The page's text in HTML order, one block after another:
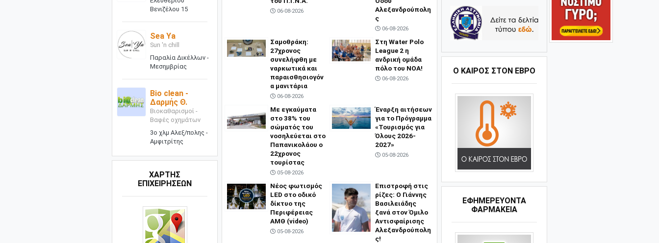
Βενιζέλου 15
Sea Ya
Sun 'n chill
Παραλία Δικέλλων -
Μεσημβρίας
Bio clean -
Δαρμής Θ.
Βιοκαθαρισμοί -
Βαφές οχημάτων
3ο χλμ Αλεξ/πολης -
Αμφιτρίτης
ΧΑΡΤΗΣ
ΕΠΙΧΕΙΡΗΣΕΩΝ
06-08-2026
Αλεξανδρούπολη
ς
06-08-2026
Σαμοθράκη:
27χρονος
συνελήφθη με
ναρκωτικά και
παραισθησιογόν
α μανιτάρια
06-08-2026
Στη Water Polo
League 2 η
ανδρική ομάδα
πόλο του ΝΟΑ!
06-08-2026
Με εγκαύματα
στο 38% του
σώματός του
νοσηλεύεται στο
Παπανικολάου ο
22χρονος
τουρίστας
05-08-2026
Έναρξη αιτήσεων
για το Πρόγραμμα
«Τουρισμός για
Όλους 2026-
2027»
05-08-2026
Νέος φωτισμός
LED στο οδικό
δίκτυο της
Περιφέρειας
ΑΜΘ (video)
05-08-2026
Επιστροφή στις
ρίζες: Ο Γιάννης
Βασιλειάδης
ξανά στον Όμιλο
Αντισφαίρισης
Αλεξανδρούπολη
ς!
Ο ΚΑΙΡΌΣ ΣΤΟΝ ΈΒΡΟ
ΕΦΗΜΕΡΕΥΟΝΤΑ
ΦΑΡΜΑΚΕΙΑ